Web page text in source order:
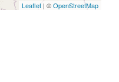
Leaflet | ©OpenStreetMap